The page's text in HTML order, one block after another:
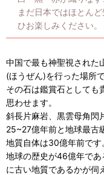
まだ日本ではほとん
ひお楽しみください。
中国で最も神聖視された
(ほうぜん)を行った場所で
その石は鑑賞石としても
思わせます。
斜長片麻岩、黒雲母角閃
25~27億年前と地球最古
地質自体は30億年前です
地球の歴史が46億年で
に古い地質であるかが伺